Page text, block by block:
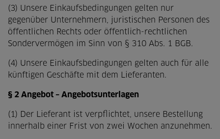
(3) Unsere Einkaufsbedingungen gelten nur
gegenüber Unternehmern, juristischen Personen des
öffentlichen Rechts oder öffentlich-rechtlichen
Sondervermögen im Sinn von § 310 Abs. 1 BGB.
(4) Unsere Einkaufsbedingungen gelten auch für alle
künftigen Geschäfte mit dem Lieferanten.
§ 2 Angebot – Angebotsunterlagen
(1) Der Lieferant ist verpflichtet, unsere Bestellung
innerhalb einer Frist von zwei Wochen anzunehmen.